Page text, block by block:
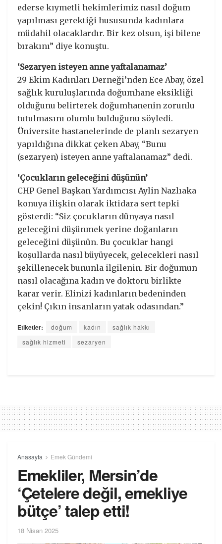
ederse kıymetli hekimlerimiz nasıl doğum
yapılması gerektiği hususunda kadınlara
müdahil olacaklardır. Bir kez olsun, işi bilene
bırakını” diye konuştu.
‘Sezaryen isteyen anne yaftalanamaz’
29 Ekim Kadınları Derneği’nden Ece Abay, özel
sağlık kuruluşlarında doğumhane eksikliği
olduğunu belirterek doğumhanenin zorunlu
tutulmasını olumlu bulduğunu söyledi.
Üniversite hastanelerinde de planlı sezaryen
yapıldığına dikkat çeken Abay, “Bunu
(sezaryen) isteyen anne yaftalanamaz” dedi.
‘Çocukların geleceğini düşünün’
CHP Genel Başkan Yardımcısı Aylin Nazlıaka
konuya ilişkin olarak iktidara sert tepki
gösterdi: “Siz çocukların dünyaya nasıl
geleceğini düşünmek yerine doğanların
geleceğini düşünün. Bu çocuklar hangi
koşullarda nasıl büyüyecek, gelecekleri nasıl
şekillenecek bununla ilgilenin. Bir doğumun
nasıl olacağına kadın ve doktoru birlikte
karar verir. Elinizi kadınların bedeninden
çekin! Çıkın insanların yatak odasından.”
Etiketler: doğum kadın
sağlık hakkı
sağlık hizmeti
sezaryen
Anasayfa Emek Gündemi
Emekliler, Mersin’de
‘Çetelere değil, emekliye
bütçe’ talep etti!
18 Nisan 2025